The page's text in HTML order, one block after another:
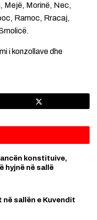
Mejë, Morinë, Nec,
Ramoc, Rracaj,
i konzollave dhe
konstituive,
hyjnë në sallë
sallën e Kuvendit